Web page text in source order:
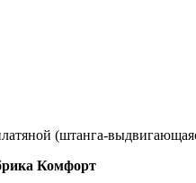
(штанга-
Комфорт